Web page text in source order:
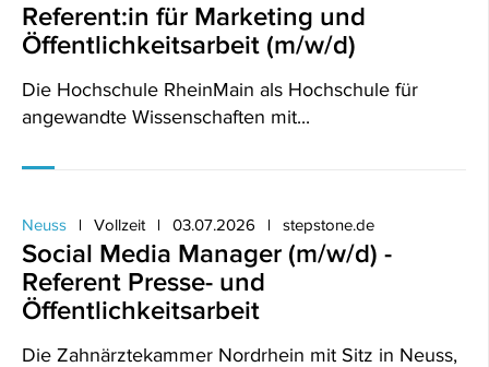
Referent:in für Marketing und
Öffentlichkeitsarbeit (m/w/d)
Die Hochschule RheinMain als Hochschule für
angewandte Wissenschaften mit...
Neuss Vollzeit 03.07.2026 stepstone.de
Social Media Manager (m/w/d) -
Referent Presse- und
Öffentlichkeitsarbeit
Die Zahnärztekammer Nordrhein mit Sitz in Neuss,